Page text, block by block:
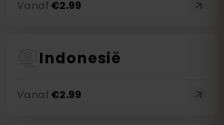
Vanaf €2.99
Indonesië
Vanaf €2.99